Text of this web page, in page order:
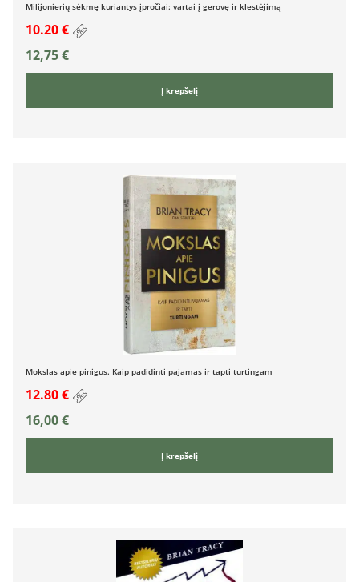
Milijonierių sėkmę kuriantys įpročiai: vartai į gerovę ir klestėjimą
10.20 €
12,75€
Į krepšelį
Mokslas apie pinigus. Kaip padidinti pajamas ir tapti turtingam
12.80 €
16,00€
Į krepšelį